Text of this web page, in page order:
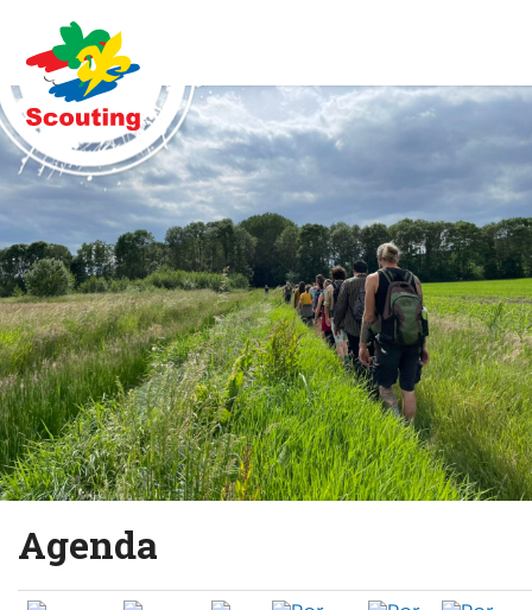
Agenda